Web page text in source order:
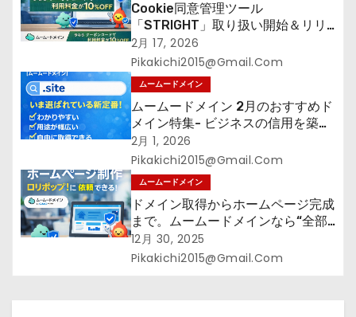
Cookie同意管理ツール
「STRIGHT」取り扱い開始＆リリ
ース記念キャンペーン【ムームード
メイン】
2月 17, 2026
Pikakichi2015@gmail.com
ムームードメイン
ムームードメイン 2月のおすすめド
メイン特集- ビジネスの信用を築く
――そのすべての起点となるのが独
自ドメイン
2月 1, 2026
Pikakichi2015@gmail.com
ムームードメイン
ドメイン取得からホームページ完成
まで。ムームードメインなら“全部
まとめて”安心スタート
12月 30, 2025
Pikakichi2015@gmail.com